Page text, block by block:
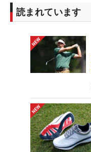
読まれています